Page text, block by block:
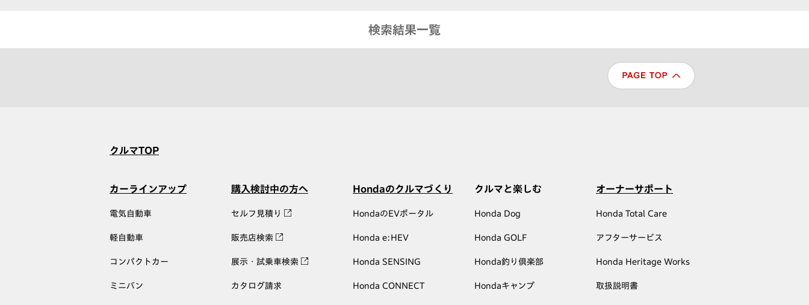
検索結果一覧
クルマTOP
カーラインアップ
電気自動車
軽自動車
コンパクトカー
ミニバン
購入検討中の方へ
セルフ見積り
販売店検索
展示・試乗車検索
カタログ請求
Hondaのクルマづくり
HondaのEVポータル
Honda e:HEV
Honda SENSING
Honda CONNECT
クルマと楽しむ
Honda Dog
Honda GOLF
Honda釣り倶楽部
Hondaキャンプ
オーナーサポート
Honda Total Care
アフターサービス
Honda Heritage Works
取扱説明書